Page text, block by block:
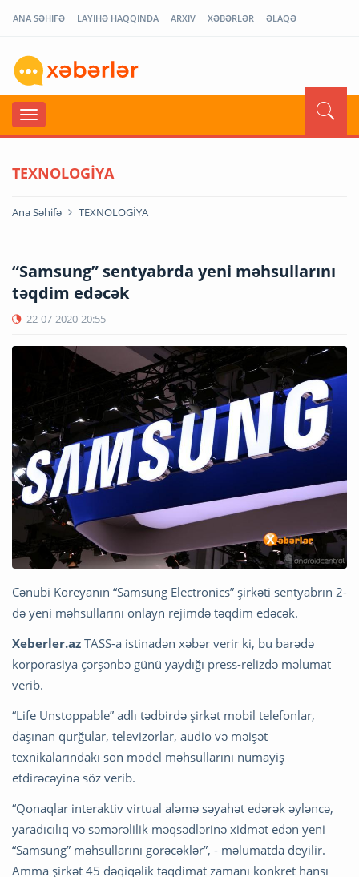
ANA SƏHİFƏ LAYİHƏ HAQQINDA ARXİV XƏBƏRLƏR ƏLAQƏ
TEXNOLOGİYA
Ana Səhifə TEXNOLOGİYA
“Samsung” sentyabrda yeni məhsullarını
təqdim edəcək
22-07-2020 20:55
Cənubi Koreyanın “Samsung Electronics” şirkəti sentyabrın 2-
də yeni məhsullarını onlayn rejimdə təqdim edəcək.
Xeberler.az TASS-a istinadən xəbər verir ki, bu barədə
korporasiya çərşənbə günü yaydığı press-relizdə məlumat
verib.
“Life Unstoppable” adlı tədbirdə şirkət mobil telefonlar,
daşınan qurğular, televizorlar, audio və məişət
texnikalarındakı son model məhsullarını nümayiş
etdirəcəyinə söz verib.
“Qonaqlar interaktiv virtual aləmə səyahət edərək əyləncə,
yaradıcılıq və səmərəlilik məqsədlərinə xidmət edən yeni
“Samsung” məhsullarını görəcəklər”, - məlumatda deyilir.
Amma şirkət 45 dəqiqəlik təqdimat zamanı konkret hansı